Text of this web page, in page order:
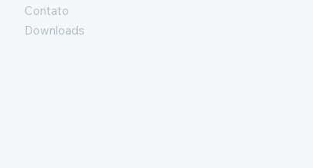
Contato
Downloads